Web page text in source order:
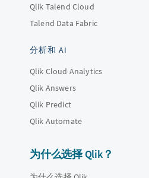
Qlik Talend Cloud
Talend Data Fabric
分析和 AI
Qlik Cloud Analytics
Qlik Answers
Qlik Predict
Qlik Automate
为什么选择 Qlik？